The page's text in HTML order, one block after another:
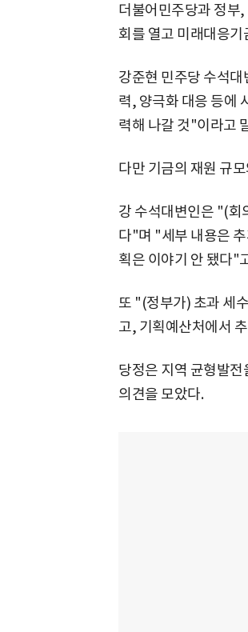
더불어민주당과 정부
회를 열고 미래대응
강준현 민주당 수석
력, 양극화 대응 등에
력해 나갈 것"이라고
다만 기금의 재원 규
강 수석대변인은 "(회
다"며 "세부 내용은
획은 이야기 안 됐다"
또 "(정부가) 초과 세
고, 기획예산처에서
당정은 지역 균형발
의견을 모았다.